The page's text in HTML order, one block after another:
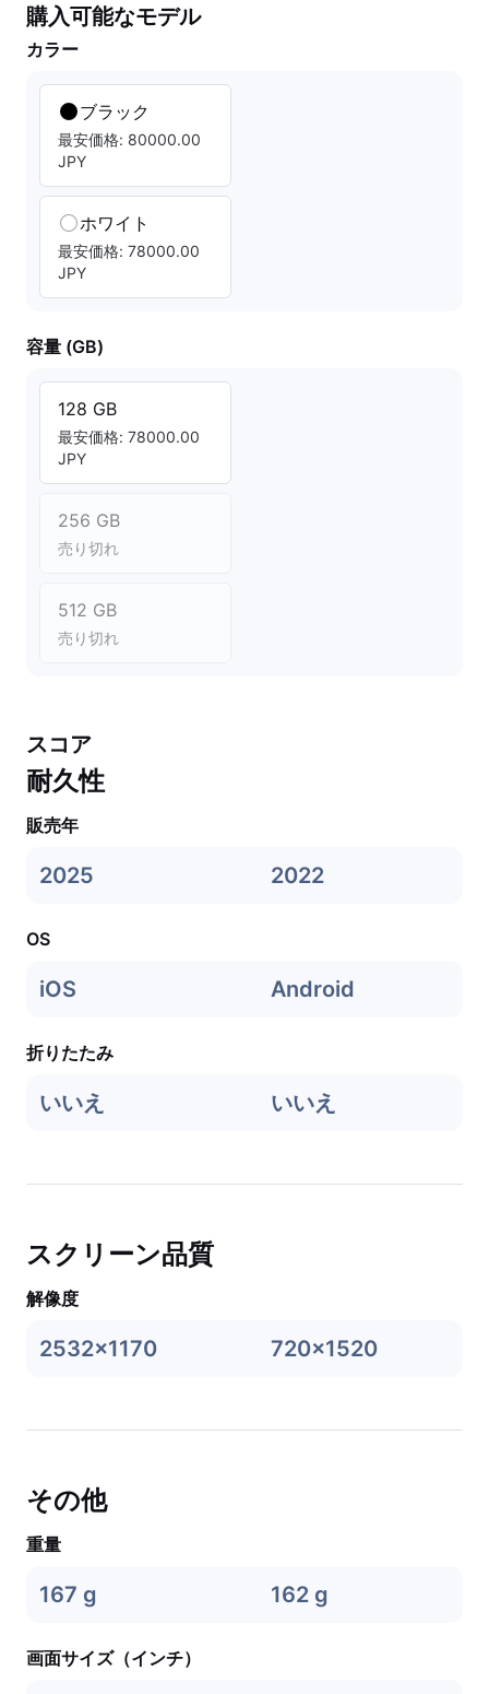
購入可能なモデル
カラー
ブラック
最安価格: 80000.00
JPY
ホワイト
最安価格: 78000.00
JPY
容量 (GB)
128 GB
最安価格: 78000.00
JPY
256 GB
売り切れ
512 GB
売り切れ
スコア
耐久性
販売年
2025 2022
OS
iOS Android
折りたたみ
いいえ いいえ
スクリーン品質
解像度
2532x1170 720x1520
その他
重量
167 g 162 g
画面サイズ（インチ）